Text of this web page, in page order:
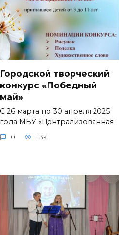
Городской творческий
конкурс «Победный
май»
С 26 марта по 30 апреля 2025
года МБУ «Централизованная
0 1.3к.